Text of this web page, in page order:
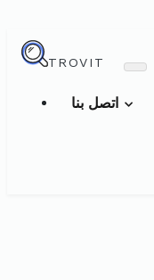
TROVIT